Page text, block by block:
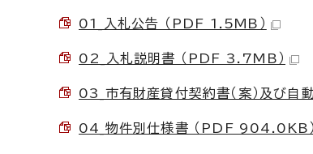
01_入札公告 （PDF 1.5MB）
02_入札説明書 （PDF 3.7MB）
03_市有財産貸付契約書（案）及び
04_物件別仕様書 （PDF 904.0KB）